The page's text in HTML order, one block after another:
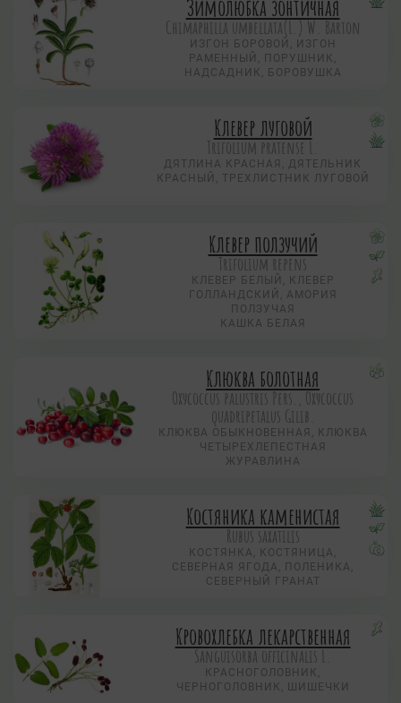
Зимолюбка зонтичная
Chimaphilla umbellata(L.) W. Barton
ИЗГОН БОРОВОЙ, ИЗГОН
РАМЕННЫЙ, ПОРУШНИК,
НАДСАДНИК, БОРОВУШКА
Клевер луговой
Trifolium pratense L.
ДЯТЛИНА КРАСНАЯ, ДЯТЕЛЬНИК
КРАСНЫЙ, ТРЕХЛИСТНИК ЛУГОВОЙ
Клевер ползучий
Trifolium repens
КЛЕВЕР БЕЛЫЙ, КЛЕВЕР
ГОЛЛАНДСКИЙ, АМОРИЯ
ПОЛЗУЧАЯ
КАШКА БЕЛАЯ
Клюква болотная
Охусоccus palustris Pers., Охусоccus
quadripetalus Gilib.
КЛЮКВА ОБЫКНОВЕННАЯ, КЛЮКВА
ЧЕТЫРЕХЛЕПЕСТНАЯ
ЖУРАВЛИНА
Костяника каменистая
Rubus saxatilis
КОСТЯНКА, КОСТЯНИЦА,
СЕВЕРНАЯ ЯГОДА, ПОЛЕНИКА,
СЕВЕРНЫЙ ГРАНАТ
Кровохлебка лекарственная
Sanguisorba officinalis L.
КРАСНОГОЛОВНИК,
ЧЕРНОГОЛОВНИК, ШИШЕЧКИ